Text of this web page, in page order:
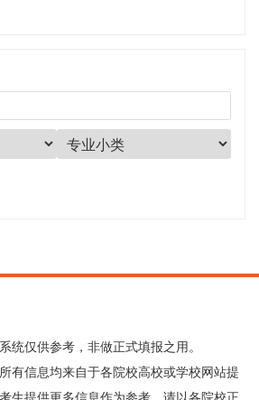
统仅供参考，非做正式填报之用。
有信息均来自于各院校高校或学校网站提